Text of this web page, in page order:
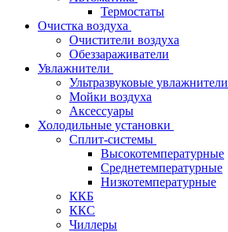
Термостаты
Очистка воздуха
Очистители воздуха
Обеззараживатели
Увлажнители
Ультразвуковые увлажнители
Мойки воздуха
Аксессуары
Холодильные установки
Сплит-системы
Высокотемпературные
Среднетемпературные
Низкотемпературные
ККБ
ККС
Чиллеры